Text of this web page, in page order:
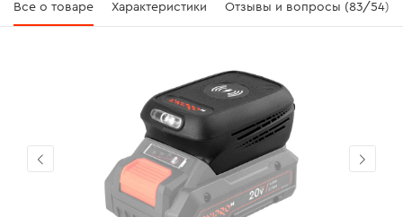
Все о товаре Характеристики Отзывы и вопросы (83/54)